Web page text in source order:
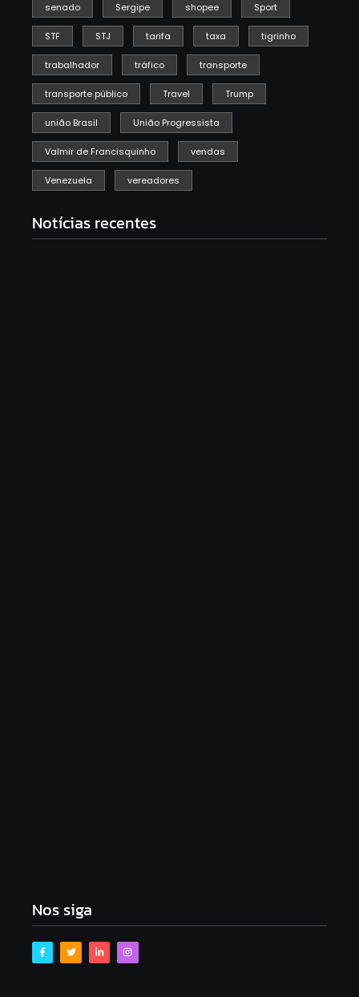
senado Sergipe shopee Sport
STF STJ tarifa taxa tigrinho
trabalhador tráfico transporte
transporte público Travel Trump
união Brasil União Progressista
Valmir de Francisquinho vendas
Venezuela vereadores
Notícias recentes
Nos siga